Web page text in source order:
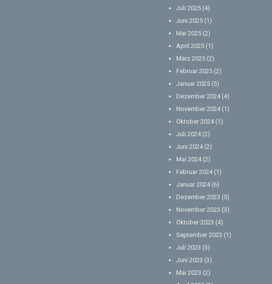
Juli 2025 (4)
Juni 2025 (1)
Mai 2025 (2)
April 2025 (1)
März 2025 (2)
Februar 2025 (2)
Januar 2025 (5)
Dezember 2024(4)
November 2024(1)
Oktober 2024(1)
Juli 2024(2)
Juni 2024(2)
Mai 2024(2)
Februar 2024(1)
Januar 2024(6)
Dezember 2023 (5)
November 2023 (3)
Oktober 2023 (4)
September 2023 (1)
Juli 2023 (3)
Juni 2023 (3)
Mai 2023 (2)